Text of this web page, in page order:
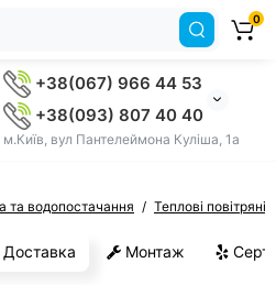
+38(067) 966 44 53
+38(093) 807 40 40
м.Київ, вул Пантелеймона Куліша, 1а
0
та водопостачання Теплові повітряні
Доставка Монтаж